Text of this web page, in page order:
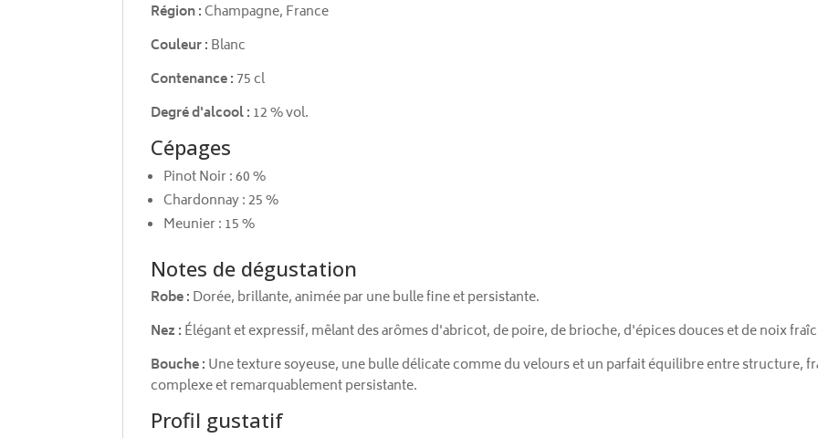
Région :Champagne, France
Couleur : Blanc
Contenance : 75 cl
Degré d'alcool : 12 % vol.
Cépages
Pinot Noir : 60 %
Chardonnay : 25 %
Meunier : 15 %
Notes de dégustation
Robe : Dorée, brillante, animée par une bulle fine et persistante.
Nez : Élégant et expressif, mêlant des arômes d'abricot, de poire, de brioche, d'épices douces et de noix
Bouche : Une texture soyeuse, une bulle délicate comme du velours et un parfait équilibre entre structure,
complexe et remarquablement persistante.
Profil gustatif